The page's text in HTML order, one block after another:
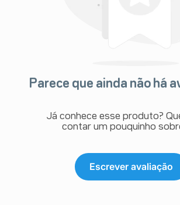
Parece que ainda não há
Já conhece esse produto?
contar um pouquinho
Escrever avaliação